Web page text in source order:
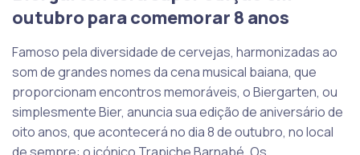
outubro para comemorar 8 anos
Famoso pela diversidade de cervejas, harmonizadas ao
som de grandes nomes da cena musical baiana, que
proporcionam encontros memoráveis, o Biergarten, ou
simplesmente Bier, anuncia sua edição de aniversário de
oito anos, que acontecerá no dia 8 de outubro, no local